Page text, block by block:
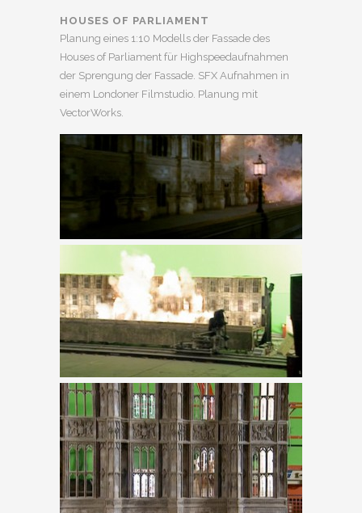
HOUSES OF PARLIAMENT
Planung eines 1:10 Modells der Fassade des
Houses of Parliament für Highspeedaufnahmen
der Sprengung der Fassade. SFX Aufnahmen in
einem Londoner Filmstudio. Planung mit
VectorWorks.